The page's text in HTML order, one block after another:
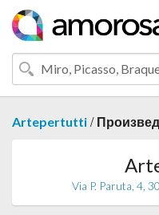
Artepertutti /
Via P. Paruta, 4,